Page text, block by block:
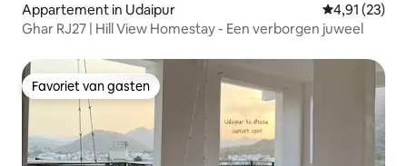
Appartement in Udaipur Gemiddelde
4,91 (23)
Ghar RJ27 | Hill View Homestay - Een verborgen juweel
Favoriet van gasten
Favoriet van gasten